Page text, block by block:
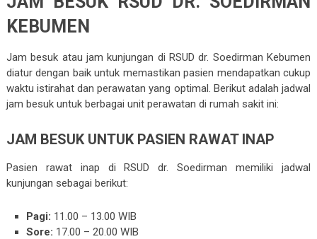
KEBUMEN
Jam besuk atau jam kunjungan di RSUD dr. Soedirman Kebumen
diatur dengan baik untuk memastikan pasien mendapatkan cukup
waktu istirahat dan perawatan yang optimal. Berikut adalah jadwal
jam besuk untuk berbagai unit perawatan di rumah sakit ini:
JAM BESUK UNTUK PASIEN RAWAT INAP
Pasien rawat inap di RSUD dr. Soedirman memiliki jadwal
kunjungan sebagai berikut:
Pagi: 11.00 – 13.00 WIB
Sore: 17.00 – 20.00 WIB